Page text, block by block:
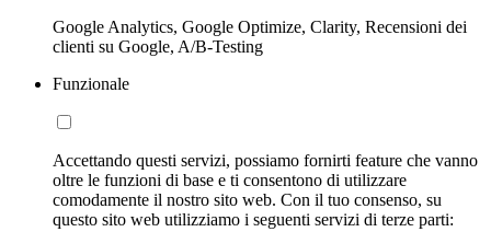
Google Analytics, Google Optimize, Clarity, Recensioni dei
clienti su Google, A/B-Testing
Funzionale
Accettando questi servizi, possiamo fornirti feature che vanno
oltre le funzioni di base e ti consentono di utilizzare
comodamente il nostro sito web. Con il tuo consenso, su
questo sito web utilizziamo i seguenti servizi di terze parti: